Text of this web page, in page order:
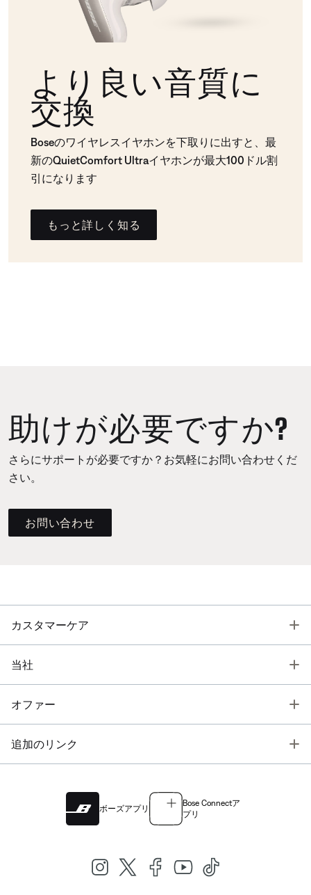
より良い音質に
交換
Boseのワイヤレスイヤホンを下取りに出すと、最
新のQuietComfort Ultraイヤホンが最大100ドル割
引になります
もっと詳しく知る
助けが必要ですか?
さらにサポートが必要ですか？お気軽にお問い合わせくだ
さい。
お問い合わせ
カスタマーケア
当社
オファー
追加のリンク
ボーズアプリ
Bose Connectア
プリ